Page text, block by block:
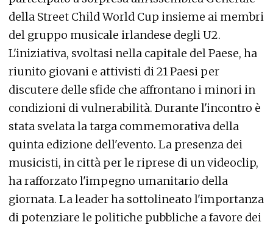
della Street Child World Cup insieme ai membri
del gruppo musicale irlandese degli U2.
L'iniziativa, svoltasi nella capitale del Paese, ha
riunito giovani e attivisti di 21 Paesi per
discutere delle sfide che affrontano i minori in
condizioni di vulnerabilità. Durante l'incontro è
stata svelata la targa commemorativa della
quinta edizione dell'evento. La presenza dei
musicisti, in città per le riprese di un videoclip,
ha rafforzato l'impegno umanitario della
giornata. La leader ha sottolineato l'importanza
di potenziare le politiche pubbliche a favore dei